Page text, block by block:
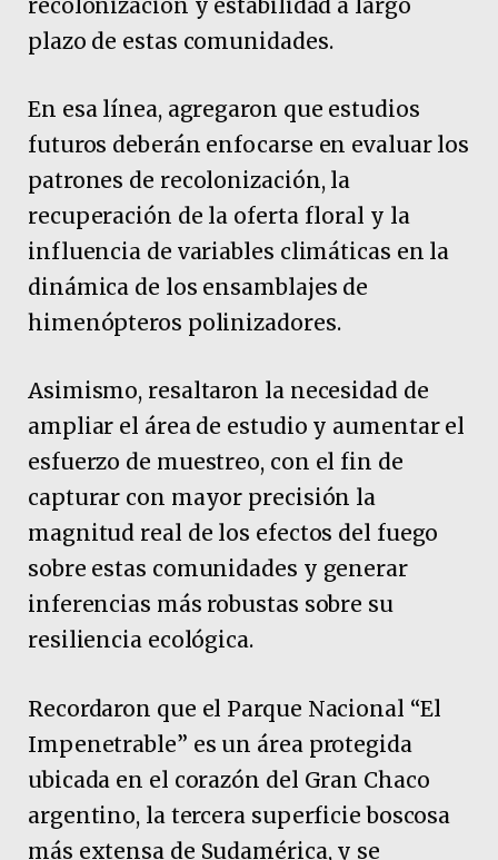
recolonización y estabilidad a largo
plazo de estas comunidades.
En esa línea, agregaron que estudios
futuros deberán enfocarse en evaluar los
patrones de recolonización, la
recuperación de la oferta floral y la
influencia de variables climáticas en la
dinámica de los ensamblajes de
himenópteros polinizadores.
Asimismo, resaltaron la necesidad de
ampliar el área de estudio y aumentar el
esfuerzo de muestreo, con el fin de
capturar con mayor precisión la
magnitud real de los efectos del fuego
sobre estas comunidades y generar
inferencias más robustas sobre su
resiliencia ecológica.
Recordaron que el Parque Nacional “El
Impenetrable” es un área protegida
ubicada en el corazón del Gran Chaco
argentino, la tercera superficie boscosa
más extensa de Sudamérica, y se